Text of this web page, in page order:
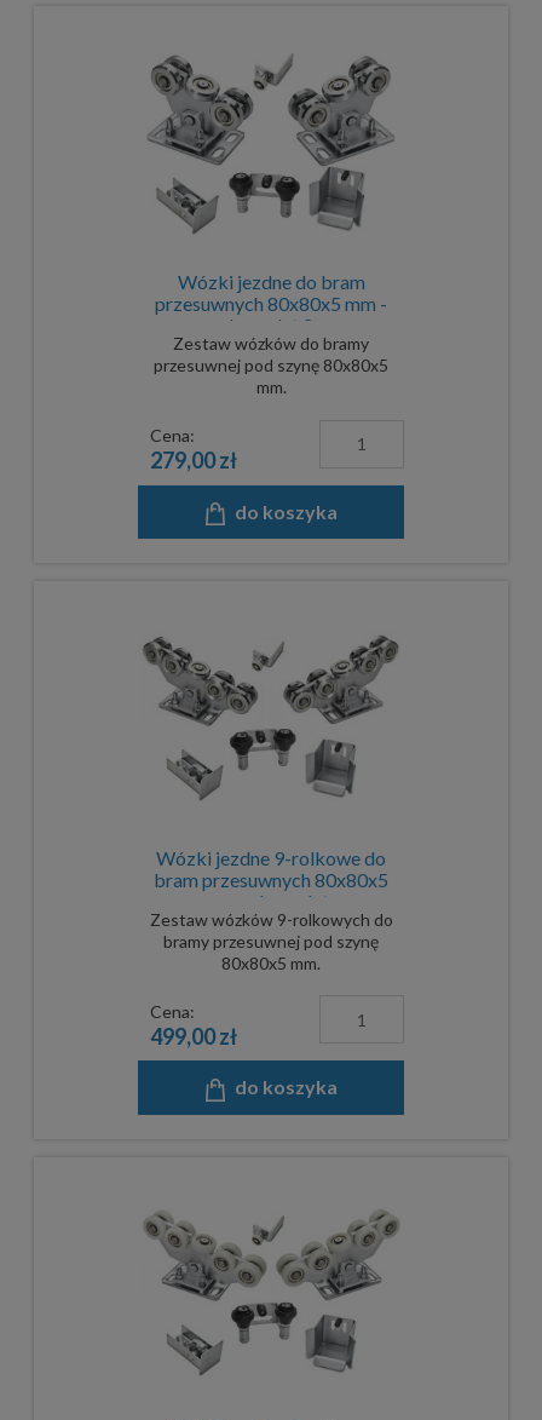
Wózki jezdne do bram
przesuwnych 80x80x5 mm -
komplet 2
Zestaw wózków do bramy
przesuwnej pod szynę 80x80x5
mm.
Cena:
279,00 zł
do koszyka
Wózki jezdne 9-rolkowe do
bram przesuwnych 80x80x5
mm - komplet
Zestaw wózków 9-rolkowych do
bramy przesuwnej pod szynę
80x80x5 mm.
Cena:
499,00 zł
do koszyka